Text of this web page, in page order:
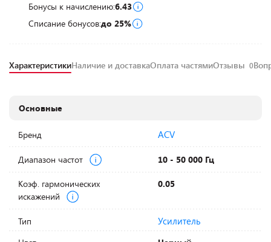
Бонусы к начислению:6.43
Списание бонусов:до 25%
ХарактеристикиНаличие и доставкаОплата частямиОтзывы 0
Основные
Бренд ACV
Диапазон частот 10 - 50 000 Гц
Коэф. гармонических
искажений
0.05
Тип Усилитель